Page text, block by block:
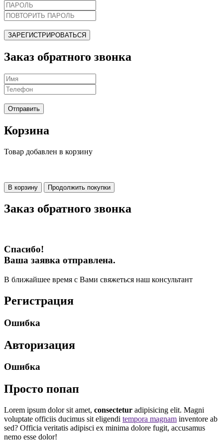
ЗАРЕГИСТРИРОВАТЬСЯ
Заказ обратного звонка
Отправить
Корзина
Товар добавлен в корзину
В корзину Продолжить покупки
Заказ обратного звонка
Спасибо!
Ваша заявка отправлена.
В ближайшее время с Вами свяжеться наш консультант
Регистрация
Ошибка
Авторизация
Ошибка
Просто попап
Lorem ipsum dolor sit amet, consectetur adipisicing elit. Magni
voluptate officiis ducimus sit eligendi tempora magnam inventore ab
sed? Officia veritatis adipisci ex minima dolore fugit, accusamus
nemo esse dolor!